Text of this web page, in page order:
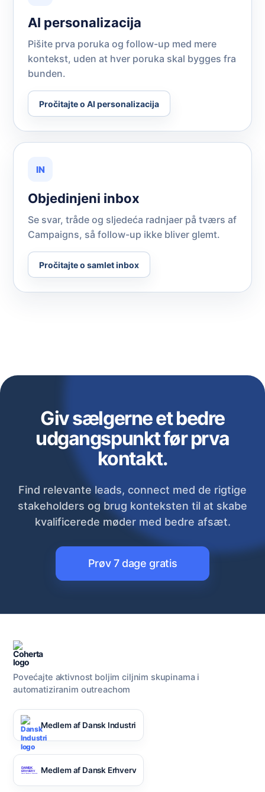
AI personalizacija
Pišite prva poruka og follow-up med mere
kontekst, uden at hver poruka skal bygges fra
bunden.
Pročitajte o AI personalizacija
IN
Objedinjeni inbox
Se svar, tråde og sljedeća radnjaer på tværs af
Campaigns, så follow-up ikke bliver glemt.
Pročitajte o samlet inbox
Giv sælgerne et bedre
udgangspunkt før prva
kontakt.
Find relevante leads, connect med de rigtige
stakeholders og brug konteksten til at skabe
kvalificerede møder med bedre afsæt.
Prøv 7 dage gratis
Povećajte aktivnost boljim ciljnim skupinama i
automatiziranim outreachom
Medlem af Dansk Industri
Medlem af Dansk Erhverv